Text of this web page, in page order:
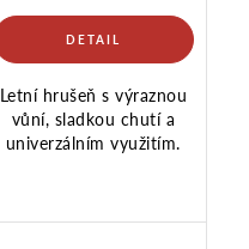
Letní hrušeň s výraznou
vůní, sladkou chutí a
univerzálním využitím.